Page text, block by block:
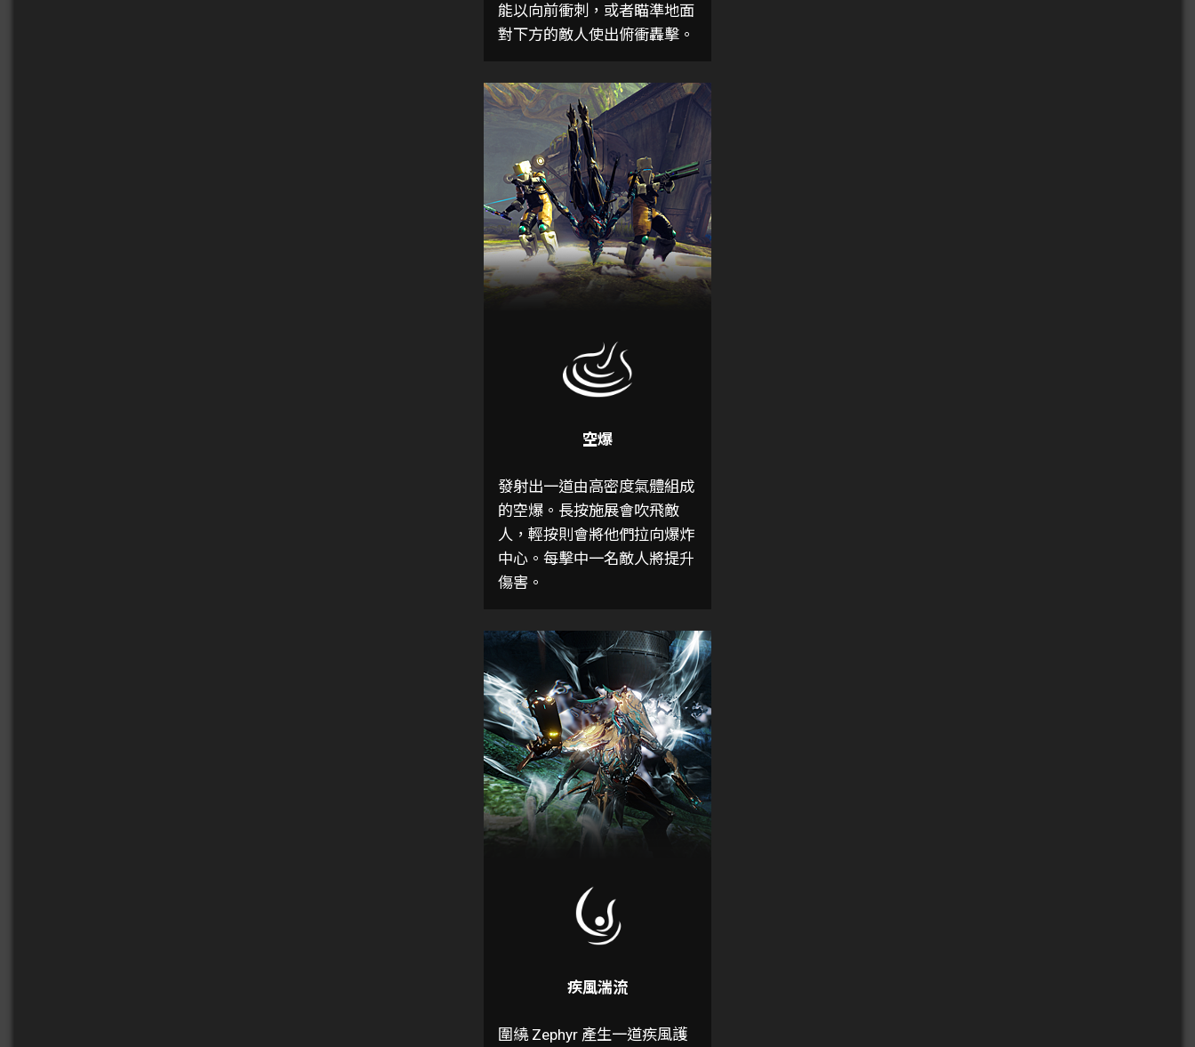
能以向前衝刺，或者瞄準地面
對下方的敵人使出俯衝轟擊。
空爆
發射出一道由高密度氣體組成
的空爆。長按施展會吹飛敵
人，輕按則會將他們拉向爆炸
中心。每擊中一名敵人將提升
傷害。
疾風湍流
圍繞 Zephyr 產生一道疾風護